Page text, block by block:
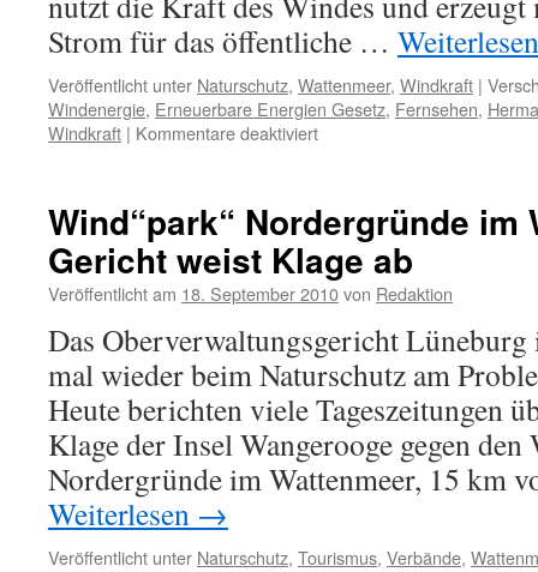
Strom für das öffentliche …
Veröffentlicht unter Naturschutz, Wattenmeer, Windkraft |
Windenergie, Erneuerbare Energien Gesetz, Fernsehen,
Windkraft | Kommentare deaktiviertfür
Letzte
im
Norden,
Windkraftpropaganda
BWE-
Präsidenten
Wind“park“ Nordergründe im
Gericht weist Klage ab
Veröffentlicht am 18. September 2010von Redaktion
Das Oberverwaltungsgericht Lüneburg
mal wieder beim Naturschutz am
Heute berichten viele Tageszeitungen
Klage der Insel Wangerooge gegen
Nordergründe im Wattenmeer, 15 km
Weiterlesen →
Veröffentlicht unter Naturschutz, Tourismus, Verbände,